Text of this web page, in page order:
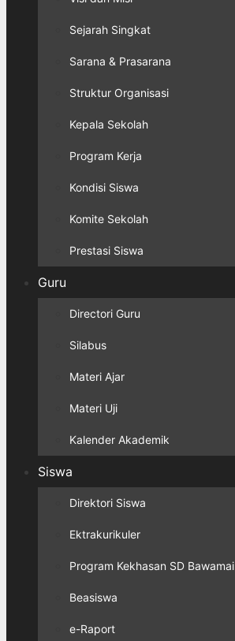
Sejarah Singkat
Sarana & Prasarana
Struktur Organisasi
Kepala Sekolah
Program Kerja
Kondisi Siswa
Komite Sekolah
Prestasi Siswa
Guru
Directori Guru
Silabus
Materi Ajar
Materi Uji
Kalender Akademik
Siswa
Direktori Siswa
Ektrakurikuler
Program Kekhasan SD Bawamai
Beasiswa
e-Raport